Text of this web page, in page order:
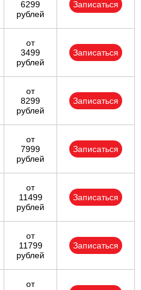
6299
рублей
Записаться
от
3499
рублей
Записаться
от
8299
рублей
Записаться
от
7999
рублей
Записаться
от
11499
рублей
Записаться
от
11799
рублей
Записаться
от